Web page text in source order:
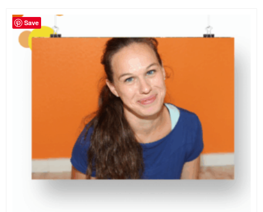
Save